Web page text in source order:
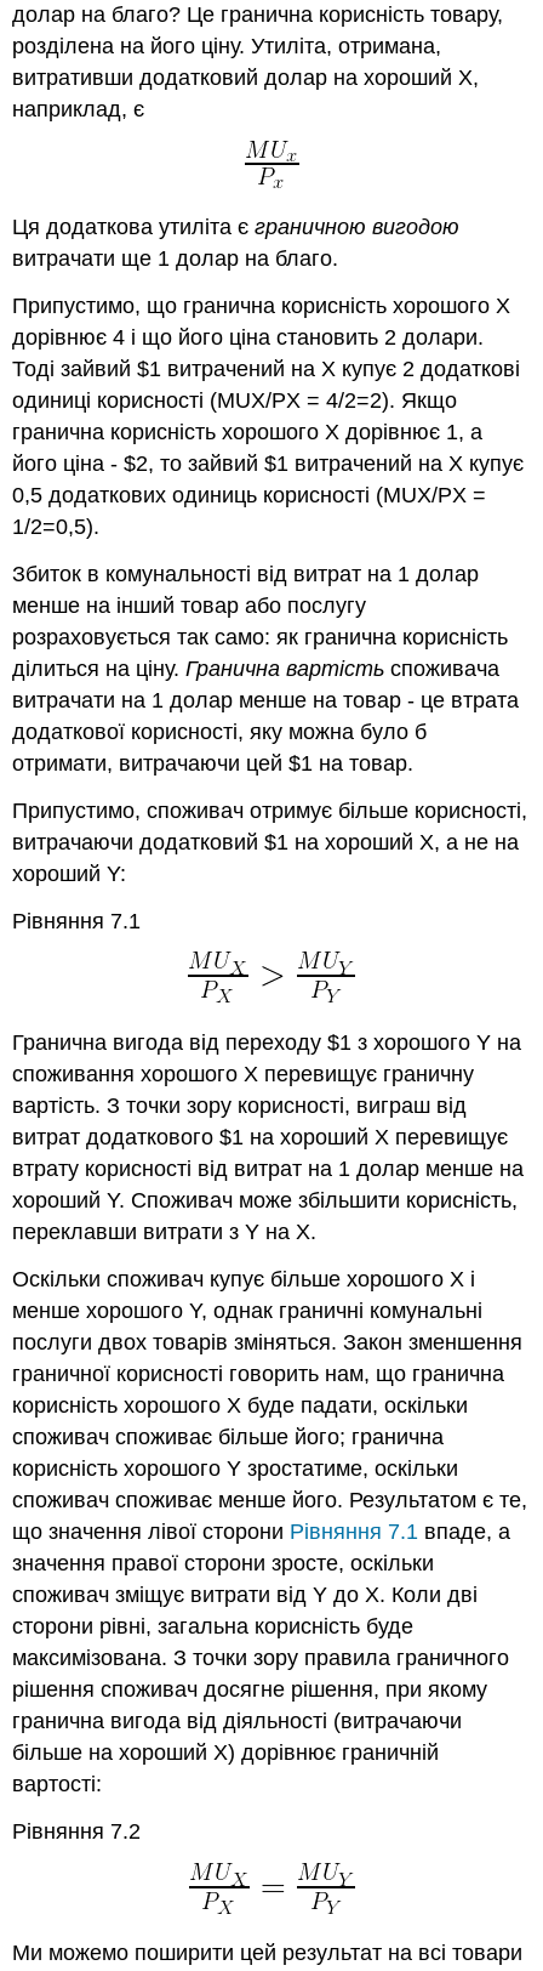
долар на благо? Це гранична корисність товару,
розділена на його ціну. Утиліта, отримана,
витративши додатковий долар на хороший Х,
наприклад, є
Ця додаткова утиліта єграничною вигодою
витрачати ще 1 долар на благо.
Припустимо, що гранична корисність хорошого X
дорівнює 4 і що його ціна становить 2 долари.
Тоді зайвий $1 витрачений на X купує 2 додаткові
одиниці корисності (MUX/PX = 4/2=2). Якщо
гранична корисність хорошого Х дорівнює 1, а
його ціна - $2, то зайвий $1 витрачений на Х купує
0,5 додаткових одиниць корисності (MUX/PX =
1/2=0,5).
Збиток в комунальності від витрат на 1 долар
менше на інший товар або послугу
розраховується так само: як гранична корисність
ділиться на ціну.Гранична вартість споживача
витрачати на 1 долар менше на товар - це втрата
додаткової корисності, яку можна було б
отримати, витрачаючи цей $1 на товар.
Припустимо, споживач отримує більше корисності,
витрачаючи додатковий $1 на хороший X, а не на
хороший Y:
Рівняння 7.1
Гранична вигода від переходу $1 з хорошого Y на
споживання хорошого X перевищує граничну
вартість. З точки зору корисності, виграш від
витрат додаткового $1 на хороший X перевищує
втрату корисності від витрат на 1 долар менше на
хороший Y. Споживач може збільшити корисність,
переклавши витрати з Y на X.
Оскільки споживач купує більше хорошого X і
менше хорошого Y, однак граничні комунальні
послуги двох товарів зміняться. Закон зменшення
граничної корисності говорить нам, що гранична
корисність хорошого X буде падати, оскільки
споживач споживає більше його; гранична
корисність хорошого Y зростатиме, оскільки
споживач споживає менше його. Результатом є те,
що значення лівої сторони Рівняння 7.1 впаде, а
значення правої сторони зросте, оскільки
споживач зміщує витрати від Y до X. Коли дві
сторони рівні, загальна корисність буде
максимізована. З точки зору правила граничного
рішення споживач досягне рішення, при якому
гранична вигода від діяльності (витрачаючи
більше на хороший Х) дорівнює граничній
вартості:
Рівняння 7.2
Ми можемо поширити цей результат на всі товари